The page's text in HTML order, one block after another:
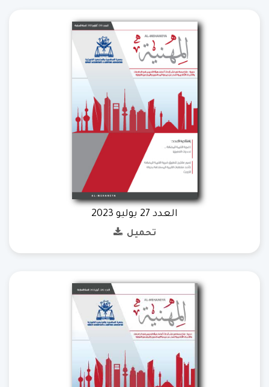
العدد 27 يوليو 2023
تحميل